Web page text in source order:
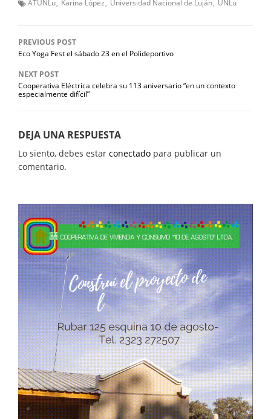
ATUNLu Karina López Universidad Nacional de Luján UNLu
PREVIOUS POST
Eco Yoga Fest el sábado 23 en el Polideportivo
NEXT POST
Cooperativa Eléctrica celebra su 113 aniversario “en un contexto
especialmente difícil”
DEJA UNA RESPUESTA
Lo siento, debes estar conectado para publicar un
comentario.